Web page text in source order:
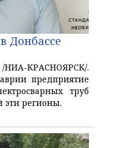
Донбассе
КРАСНОЯРСК/.
предприятие
труб
эти регионы.